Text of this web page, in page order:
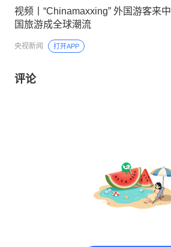
视频丨“Chinamaxxing” 外国游客来中
国旅游成全球潮流
央视新闻 打开APP
评论